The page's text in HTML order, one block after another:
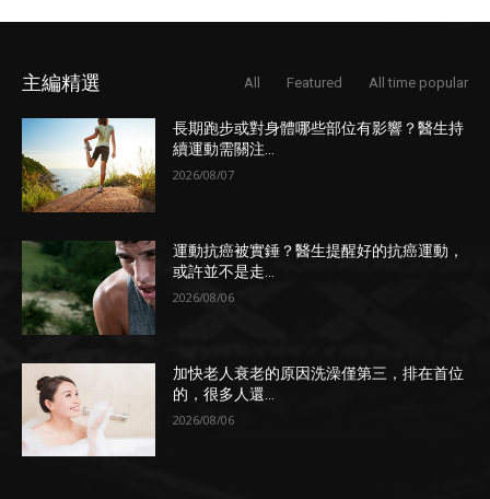
主編精選 All Featured All time popular
長期跑步或對身體哪些部位有影響？醫生持
續運動需關注...
2026/08/07
運動抗癌被實錘？醫生提醒好的抗癌運動，
或許並不是走...
2026/08/06
加快老人衰老的原因洗澡僅第三，排在首位
的，很多人還...
2026/08/06